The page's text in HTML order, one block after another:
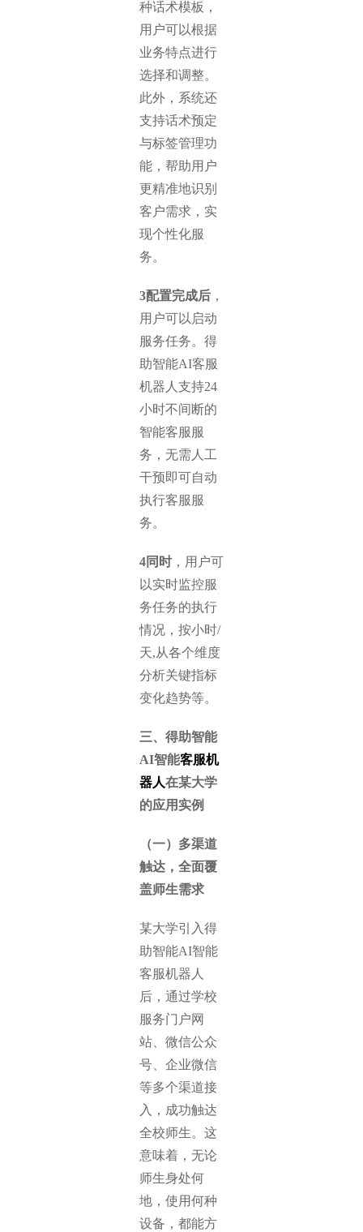
种话术模板，
用户可以根据
业务特点进行
选择和调整。
此外，系统还
支持话术预定
与标签管理功
能，帮助用户
更精准地识别
客户需求，实
现个性化服
务。
3配置完成后，
用户可以启动
服务任务。得
助智能AI客服
机器人支持24
小时不间断的
智能客服服
务，无需人工
干预即可自动
执行客服服
务。
4同时，用户可
以实时监控服
务任务的执行
情况，按小时/
天,从各个维度
分析关键指标
变化趋势等。
三、得助智能
AI智能客服机
器人在某大学
的应用实例
（一）多渠道
触达，全面覆
盖师生需求
某大学引入得
助智能AI智能
客服机器人
后，通过学校
服务门户网
站、微信公众
号、企业微信
等多个渠道接
入，成功触达
全校师生。这
意味着，无论
师生身处何
地，使用何种
设备，都能方